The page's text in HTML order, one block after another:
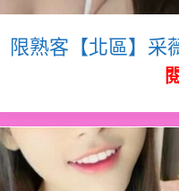
限熟客【北區】采